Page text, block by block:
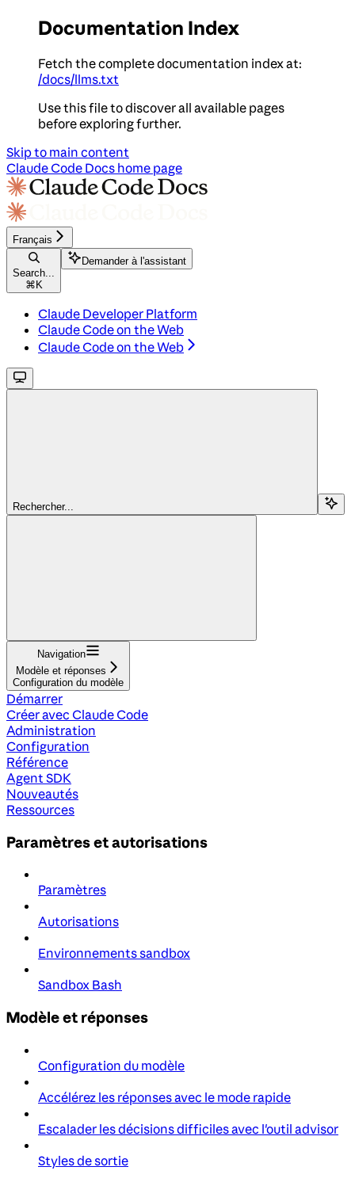
Documentation Index
Fetch the complete documentation index at:
/docs/llms.txt
Use this file to discover all available pages
before exploring further.
Skip to main content
Claude Code Docs home page
Français
Search...
⌘ K
Demander à l'assistant
Claude Developer Platform
Claude Code on the Web
Claude Code on the Web
Rechercher...
Navigation
Modèle et réponses
Configuration du modèle
Démarrer
Créer avec Claude Code
Administration
Configuration
Référence
Agent SDK
Nouveautés
Ressources
Paramètres et autorisations
Paramètres
Autorisations
Environnements sandbox
Sandbox Bash
Modèle et réponses
Configuration du modèle
Accélérez les réponses avec le mode rapide
Escalader les décisions difficiles avec l'outil advisor
Styles de sortie